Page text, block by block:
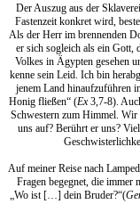
Der Auszug aus der
Fastenzeit konkret wird,
Als der Herr im brennenden
er sich sogleich als ein Gott,
Volkes in Ägypten gesehen
kenne sein Leid. Ich bin
jenem Land hinaufzuführen
Honig fließen“ (Ex3,7-8).
Schwestern zum Himmel.
uns auf? Berührt er uns?
Auf meiner Reise nach
Fragen begegnet, die immer
„Wo ist […] dein Bruder?“(